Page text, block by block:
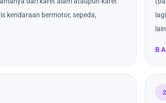
kendaraan bermotor, sepeda,